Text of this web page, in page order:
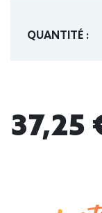
QUANTITÉ :
37,25